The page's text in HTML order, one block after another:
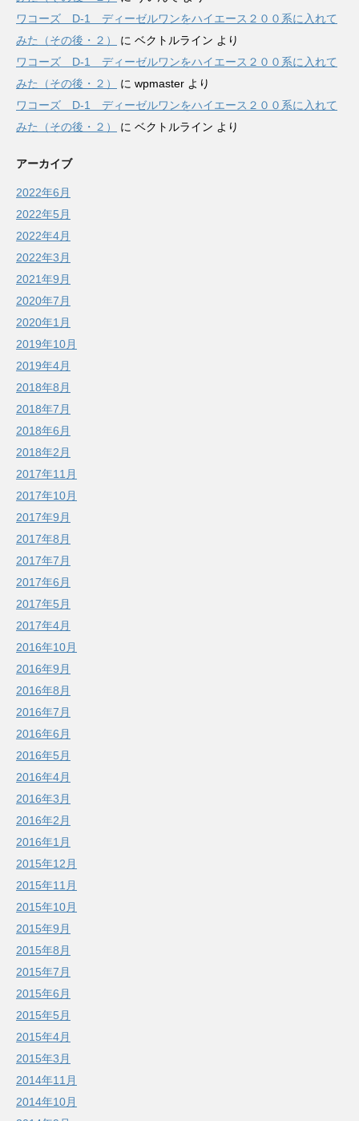
ワコーズ D-1 ディーゼルワンをハイエース２００系に入れて
みた（その後・２）
に ベクトルライン より
ワコーズ D-1 ディーゼルワンをハイエース２００系に入れて
みた（その後・２）
に wpmaster より
ワコーズ D-1 ディーゼルワンをハイエース２００系に入れて
みた（その後・２）
に ベクトルライン より
アーカイブ
2022年6月
2022年5月
2022年4月
2022年3月
2021年9月
2020年7月
2020年1月
2019年10月
2019年4月
2018年8月
2018年7月
2018年6月
2018年2月
2017年11月
2017年10月
2017年9月
2017年8月
2017年7月
2017年6月
2017年5月
2017年4月
2016年10月
2016年9月
2016年8月
2016年7月
2016年6月
2016年5月
2016年4月
2016年3月
2016年2月
2016年1月
2015年12月
2015年11月
2015年10月
2015年9月
2015年8月
2015年7月
2015年6月
2015年5月
2015年4月
2015年3月
2014年11月
2014年10月